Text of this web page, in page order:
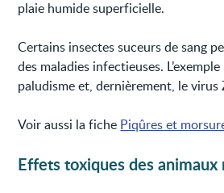
plaie humide superficielle.
Certains insectes suceurs de sang
des maladies infectieuses.
paludisme et, dernièrement, le virus
Voir aussi la fiche Piqûres et
Effets toxiques des animaux